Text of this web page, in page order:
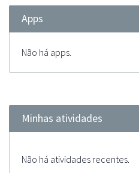
Apps
Não há apps.
Minhas atividades
Não há atividades recentes.